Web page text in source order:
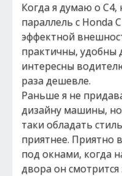
Когда я думаю о
параллель с Honda
эффектной
практичны, удобны
интересны
раза дешевле.
Раньше я не
дизайну машины, но
таки обладать
приятнее. Приятно
под окнами, когда
двора он смотрится